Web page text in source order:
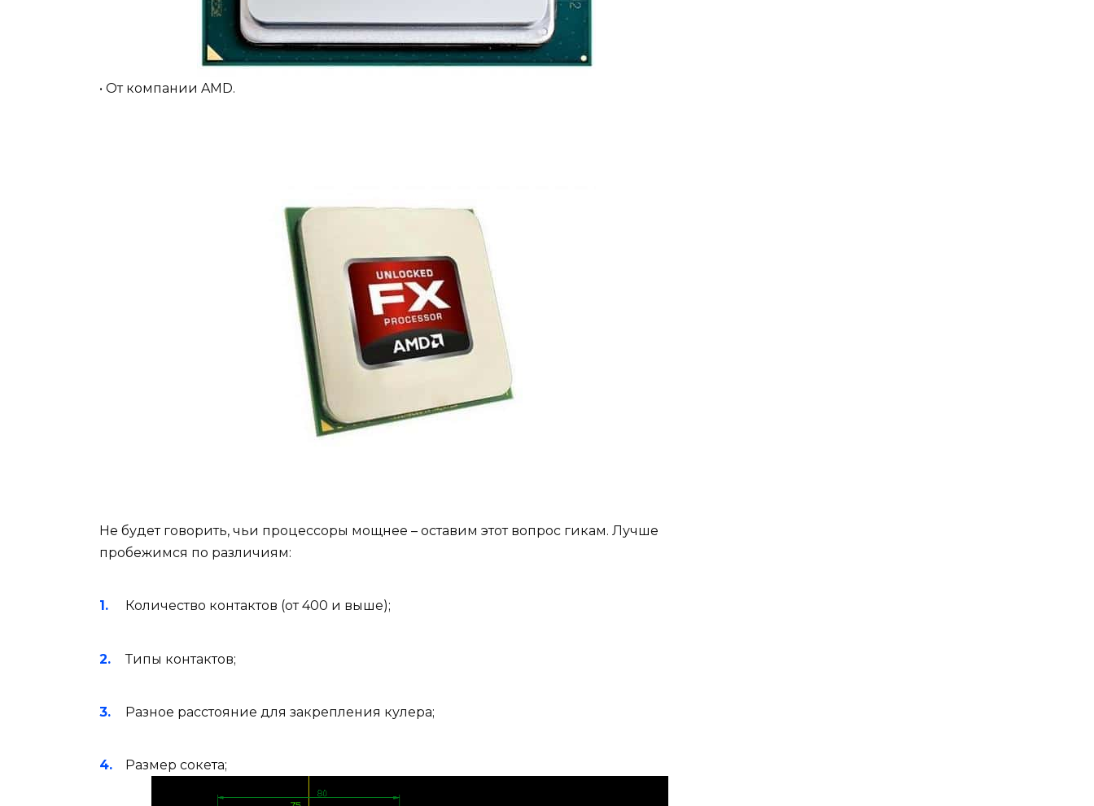
• От компании AMD.
Не будет говорить, чьи процессоры мощнее – оставим этот вопрос гикам. Лучше
пробежимся по различиям:
Количество контактов (от 400 и выше);
Типы контактов;
Разное расстояние для закрепления кулера;
Размер сокета;